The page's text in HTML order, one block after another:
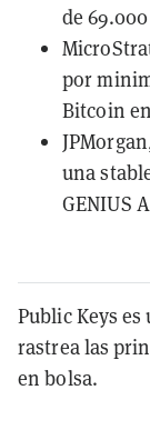
de
por
Bitcoin
una
GENIUS
Public Keys
rastrea las
en bolsa.